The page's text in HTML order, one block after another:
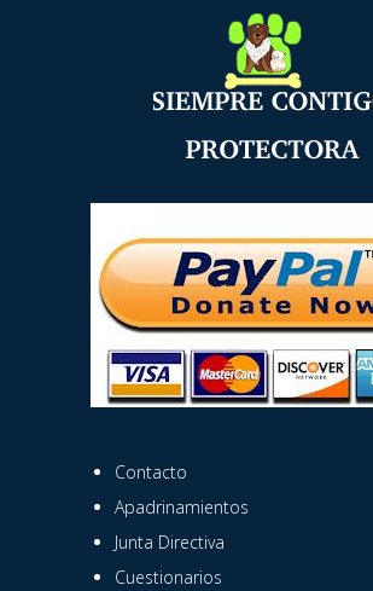
Contacto
Apadrinamientos
Junta Directiva
Cuestionarios